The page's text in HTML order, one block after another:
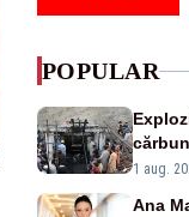
POPULAR
morți -
1 aug.
Ana